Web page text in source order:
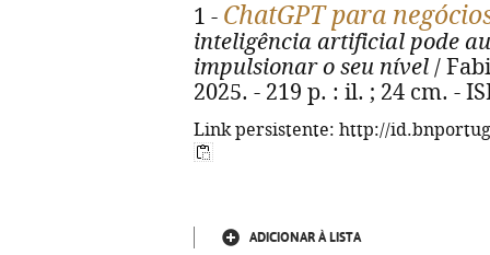
1 - ChatGPT para
inteligência artificial pode
impulsionar o seu nível /
2025. - 219 p. : il. ; 24 cm. -
Link persistente: http://
ADICIONAR À LISTA